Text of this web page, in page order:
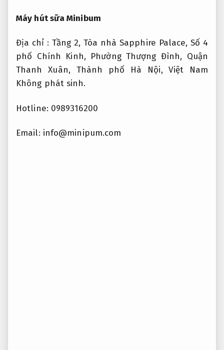
Máy hút sữa Minibum
Địa chỉ : Tầng 2, Tòa nhà Sapphire Palace, Số 4
phố Chính Kinh, Phường Thượng Đình, Quận
Thanh Xuân, Thành phố Hà Nội, Việt Nam
Không phát sinh.
Hotline: 0989316200
Email: info@minipum.com